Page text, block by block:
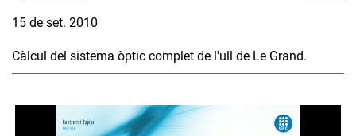
15 de set. 2010
Càlcul del sistema òptic complet de l'ull de Le Grand.